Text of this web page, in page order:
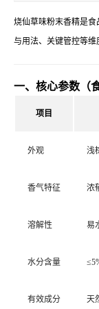
烧仙草味粉末香精是
与用法、关键管控等维
一、核心参数（
项目
外观 浅
香气特征 浓
溶解性 易
水分含量
有效成分 天